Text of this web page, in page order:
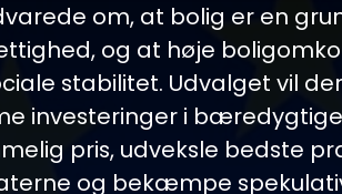
om, at bolig er en
og at høje
stabilitet. Udvalget vil
investeringer i
pris, udveksle bedste
og bekæmpe